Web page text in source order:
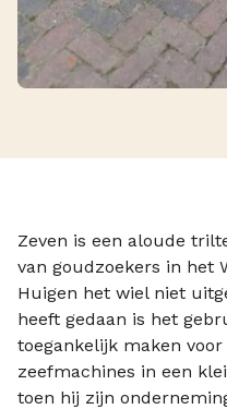
Zeven is een aloude
van goudzoekers in het
Huigen het wiel niet
heeft gedaan is het
toegankelijk maken
zeefmachines in een
toen hij zijn